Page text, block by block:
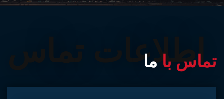
اطلاعات تماس
تماس با ما